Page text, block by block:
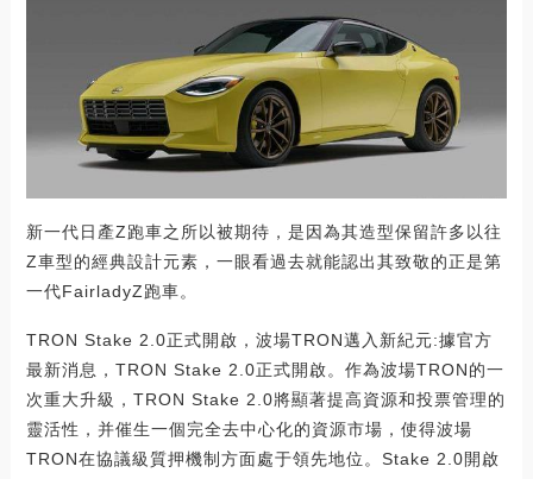
新一代日產Z跑車之所以被期待，是因為其造型保留許多以往
Z車型的經典設計元素，一眼看過去就能認出其致敬的正是第
一代FairladyZ跑車。
TRON Stake 2.0正式開啟，波場TRON邁入新紀元:據官方
最新消息，TRON Stake 2.0正式開啟。作為波場TRON的一
次重大升級，TRON Stake 2.0將顯著提高資源和投票管理的
靈活性，并催生一個完全去中心化的資源市場，使得波場
TRON在協議級質押機制方面處于領先地位。Stake 2.0開啟